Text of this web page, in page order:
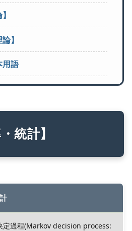
】
用語
統計】
定過程(Markov decision process: